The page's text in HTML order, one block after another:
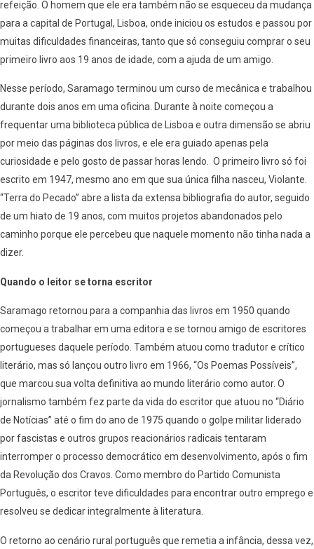
refeição. O homem que ele era também não se esqueceu da mudança
para a capital de Portugal, Lisboa, onde iniciou os estudos e passou por
muitas dificuldades financeiras, tanto que só conseguiu comprar o seu
primeiro livro aos 19 anos de idade, com a ajuda de um amigo.
Nesse período, Saramago terminou um curso de mecânica e trabalhou
durante dois anos em uma oficina. Durante à noite começou a
frequentar uma biblioteca pública de Lisboa e outra dimensão se abriu
por meio das páginas dos livros, e ele era guiado apenas pela
curiosidade e pelo gosto de passar horas lendo. O primeiro livro só foi
escrito em 1947, mesmo ano em que sua única filha nasceu, Violante.
“Terra do Pecado” abre a lista da extensa bibliografia do autor, seguido
de um hiato de 19 anos, com muitos projetos abandonados pelo
caminho porque ele percebeu que naquele momento não tinha nada a
dizer.
Quando o leitor se torna escritor
Saramago retornou para a companhia das livros em 1950 quando
começou a trabalhar em uma editora e se tornou amigo de escritores
portugueses daquele período. Também atuou como tradutor e crítico
literário, mas só lançou outro livro em 1966, “Os Poemas Possíveis”,
que marcou sua volta definitiva ao mundo literário como autor. O
jornalismo também fez parte da vida do escritor que atuou no “Diário
de Notícias” até o fim do ano de 1975 quando o golpe militar liderado
por fascistas e outros grupos reacionários radicais tentaram
interromper o processo democrático em desenvolvimento, após o fim
da Revolução dos Cravos. Como membro do Partido Comunista
Português, o escritor teve dificuldades para encontrar outro emprego e
resolveu se dedicar integralmente à literatura.
O retorno ao cenário rural português que remetia a infância, dessa vez,